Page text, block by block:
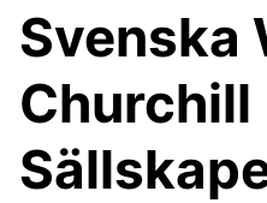
Svenska
Churchill